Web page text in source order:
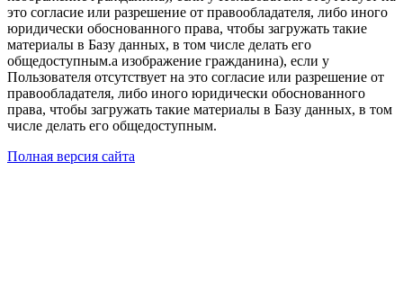
это согласие или разрешение от правообладателя, либо иного
юридически обоснованного права, чтобы загружать такие
материалы в Базу данных, в том числе делать его
общедоступным.а изображение гражданина), если у
Пользователя отсутствует на это согласие или разрешение от
правообладателя, либо иного юридически обоснованного
права, чтобы загружать такие материалы в Базу данных, в том
числе делать его общедоступным.
Полная версия сайта